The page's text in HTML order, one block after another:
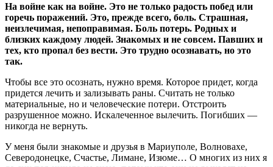
На войне как на войне. Это не только радость побед или
горечь поражений. Это, прежде всего, боль. Страшная,
неизлечимая, непоправимая. Боль потерь. Родных и
близких каждому людей. Знакомых и не совсем. Павших и
тех, кто пропал без вести. Это трудно осознавать, но это
так.
Чтобы все это осознать, нужно время. Которое придет, когда
придется лечить и зализывать раны. Считать не только
материальные, но и человеческие потери. Отстроить
разрушенное можно. Искалеченное вылечить. Погибших —
никогда не вернуть.
У меня были знакомые и друзья в Мариуполе, Волновахе,
Северодонецке, Счастье, Лимане, Изюме… О многих из них я